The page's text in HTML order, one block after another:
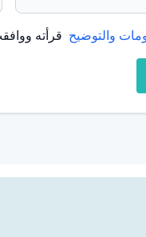
وتقليل
والتوضيح قرأته